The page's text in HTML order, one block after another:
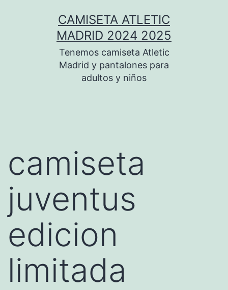
CAMISETA ATLETIC
MADRID 2024 2025
Tenemos camiseta Atletic
Madrid y pantalones para
adultos y niños
camiseta
juventus
edicion
limitada